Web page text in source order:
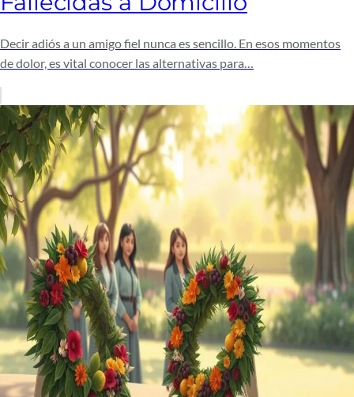
Decir adiós a un amigo fiel nunca es sencillo. En esos momentos
de dolor, es vital conocer las alternativas para…